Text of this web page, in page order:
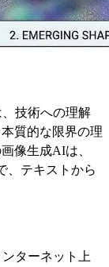
技術への理解
質的な限界の理
像生成AIは、
、テキストから
ターネット上